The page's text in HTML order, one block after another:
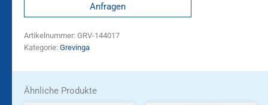
Anfragen
Artikelnummer: GRV-144017
Kategorie: Grevinga
Ähnliche Produkte